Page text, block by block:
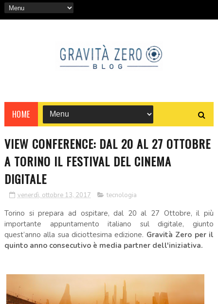
HOME
VIEW CONFERENCE: DAL 20 AL 27 OTTOBRE
A TORINO IL FESTIVAL DEL CINEMA
DIGITALE
venerdì, ottobre 13, 2017 tecnologia
Torino si prepara ad ospitare, dal 20 al 27 Ottobre, il più
importante appuntamento italiano sul digitale, giunto
quest’anno alla sua diciottesima edizione. Gravità Zero per il
quinto anno consecutivo è media partner dell'iniziativa.